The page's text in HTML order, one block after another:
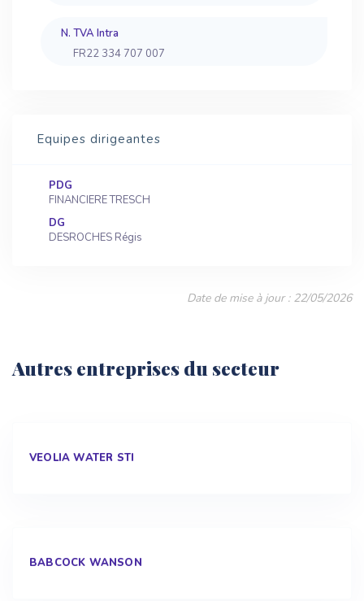
N. TVA Intra
FR22 334 707 007
Equipes dirigeantes
PDG
FINANCIERE TRESCH
DG
DESROCHES Régis
Date de mise à jour : 22/05/2026
Autres entreprises du secteur
VEOLIA WATER STI
BABCOCK WANSON